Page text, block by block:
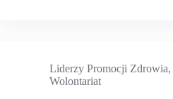
Liderzy Promocji Zdrowia,
Wolontariat